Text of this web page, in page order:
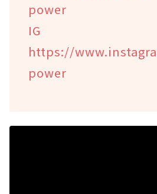
power
IG
https://
power